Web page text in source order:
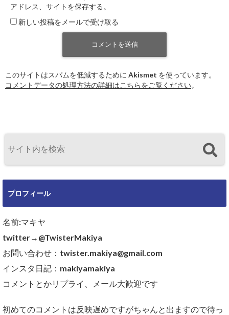
アドレス、サイトを保存する。
新しい投稿をメールで受け取る
このサイトはスパムを低減するために Akismet を使っています。
コメントデータの処理方法の詳細はこちらをご覧ください。
プロフィール
名前:マキヤ
twitter→@TwisterMakiya
お問い合わせ：twister.makiya@gmail.com
インスタ日記：makiyamakiya
コメントとかリプライ、メール大歓迎です
初めてのコメントは反映遅めですがちゃんと出ますので待っ